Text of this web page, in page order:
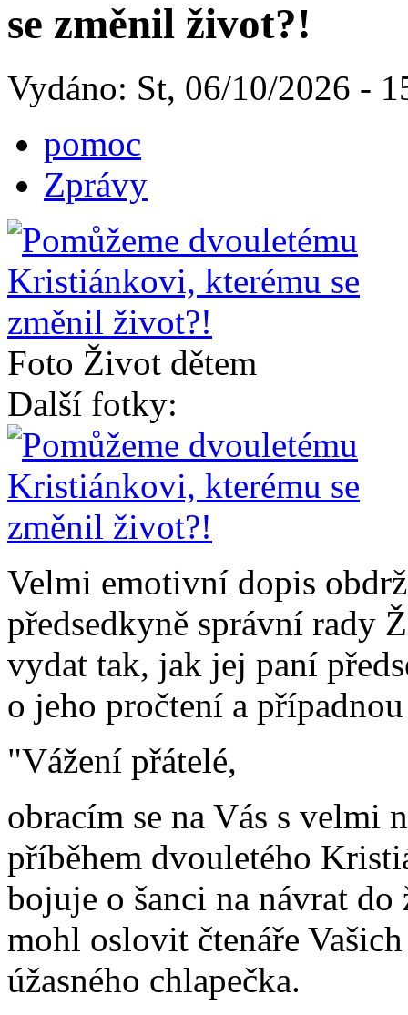
se změnil život?!
Vydáno: St, 06/10/2026 -
pomoc
Zprávy
Foto Život dětem
Další fotky:
Velmi emotivní dopis
předsedkyně správní rady
vydat tak, jak jej paní
o jeho pročtení a
"Vážení přátelé,
obracím se na Vás s velmi
příběhem dvouletého
bojuje o šanci na návrat
mohl oslovit čtenáře
úžasného chlapečka.